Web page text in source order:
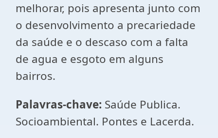
melhorar, pois apresenta junto com
o desenvolvimento a precariedade
da saúde e o descaso com a falta
de agua e esgoto em alguns
bairros.
Palavras-chave: Saúde Publica.
Socioambiental. Pontes e Lacerda.